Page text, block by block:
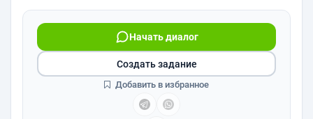
Начать диалог
Создать задание
Добавить в избранное